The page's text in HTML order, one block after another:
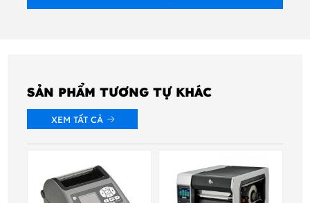
SẢN PHẨM TƯƠNG TỰ KHÁC
XEM TẤT CẢ